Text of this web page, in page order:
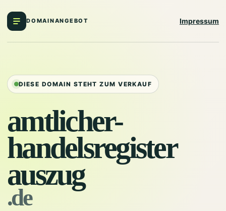
DOMAINANGEBOT Impressum
DIESE DOMAIN STEHT ZUM VERKAUF
amtlicher-
handelsregister
auszug
.de